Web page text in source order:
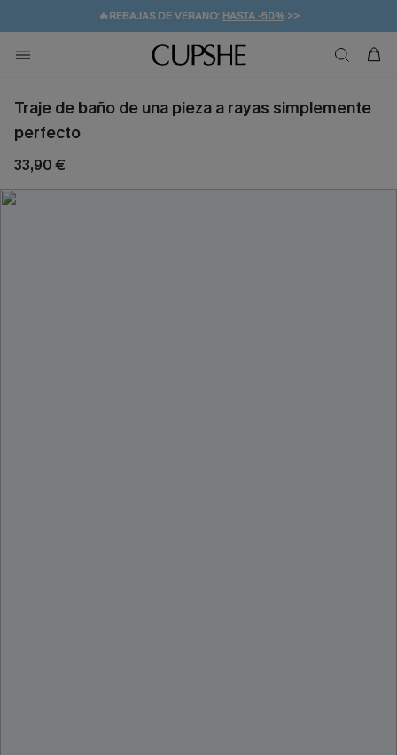
👒PROMOCIÓN DE VERANO:-10% EN 2 VESTIDOS
💌¡SUSCRIBIRSE & GANAR -10% EXTRA!
🚚ENVÍO GRATUITO A PARTIR DE 49 € >>
Traje de baño de una pieza a rayas simplemente
perfecto
33,90 €